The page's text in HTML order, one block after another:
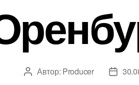
Автор
Автор: Producer
Дата